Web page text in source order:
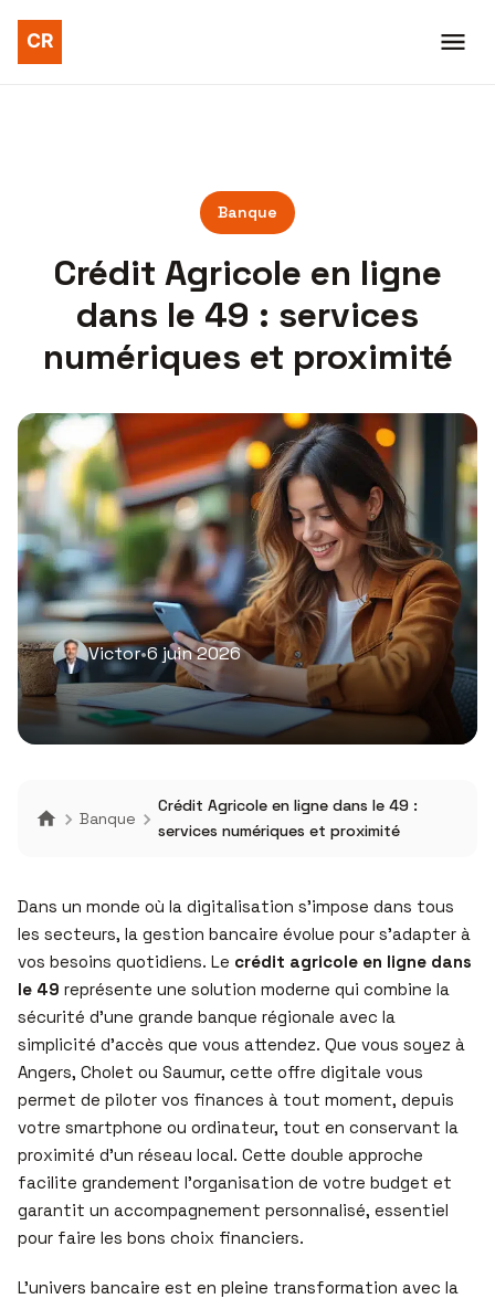
Banque
Crédit Agricole en ligne
dans le 49 : services
numériques et proximité
Victor•6 juin 2026
Banque
Crédit Agricole en ligne dans le 49 :
services numériques et proximité
Dans un monde où la digitalisation s’impose dans tous
les secteurs, la gestion bancaire évolue pour s’adapter à
vos besoins quotidiens. Le crédit agricole en ligne dans
le 49 représente une solution moderne qui combine la
sécurité d’une grande banque régionale avec la
simplicité d’accès que vous attendez. Que vous soyez à
Angers, Cholet ou Saumur, cette offre digitale vous
permet de piloter vos finances à tout moment, depuis
votre smartphone ou ordinateur, tout en conservant la
proximité d’un réseau local. Cette double approche
facilite grandement l’organisation de votre budget et
garantit un accompagnement personnalisé, essentiel
pour faire les bons choix financiers.
L’univers bancaire est en pleine transformation avec la